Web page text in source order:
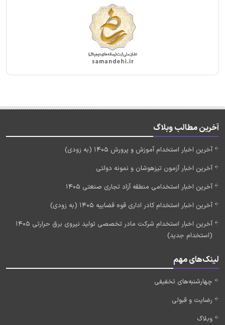
آخرین مطالب وبلاگ
آخرین اخبار استخدام آموزش و پرورش 1405 (به زودی)
آخرین اخبار آزمون تیزهوشان و نمونه دولتی
آخرین اخبار استخدامی منطقه آزاد تجاری صنعتی 1405
آخرین اخبار استخدام کادر اداری قوه قضاییه 1405 (به زودی)
آخرین اخبار استخدام شرکت مادر تخصصی تولید نیروی برق حرارتی 1405
(استخدام جدید)
لینک‌های مهم
چهارشنبه‌های تخفیفی
رضایت و قبولی
وبلاگ